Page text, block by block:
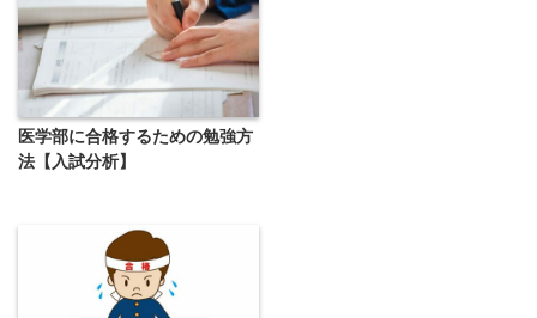
医学部に合格するための勉強方
法【入試分析】